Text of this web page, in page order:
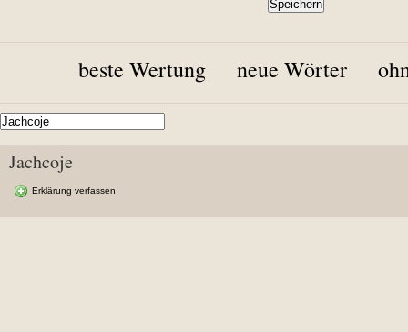
beste Wertung neue Wörter
Jachcoje
Erklärung verfassen